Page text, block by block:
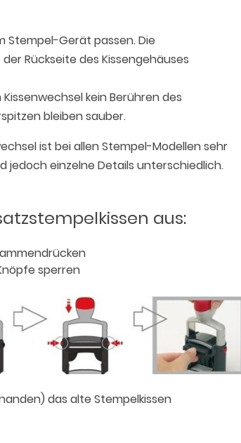
Stempel-Gerät passen. Die
Rückseite des Kissengehäuses
kein Berühren des
bleiben sauber.
ist bei allen Stempel-Modellen sehr
jedoch einzelne Details unterschiedlich.
aus:
sperren
das alte Stempelkissen